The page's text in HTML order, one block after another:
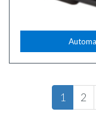
Paginering
Huidige
pagina
1 2